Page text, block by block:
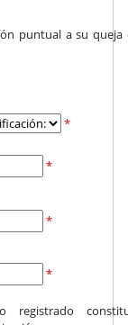
puntual a su queja
*
*
*
*
registrado